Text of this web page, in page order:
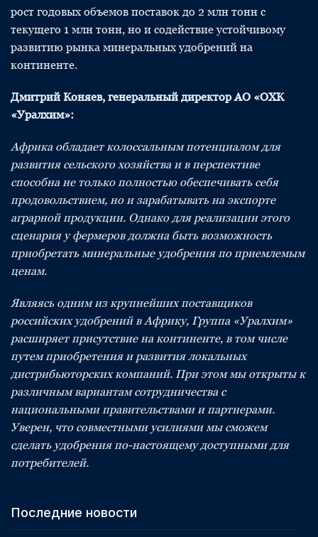
рост годовых объемов поставок до 2 млн тонн с
текущего 1 млн тонн, но и содействие устойчивому
развитию рынка минеральных удобрений на
континенте.
Дмитрий Коняев, генеральный директор АО «ОХК
«Уралхим»:
Африка обладает колоссальным потенциалом для
развития сельского хозяйства и в перспективе
способна не только полностью обеспечивать себя
продовольствием, но и зарабатывать на экспорте
аграрной продукции. Однако для реализации этого
сценария у фермеров должна быть возможность
приобретать минеральные удобрения по приемлемым
ценам.
Являясь одним из крупнейших поставщиков
российских удобрений в Африку, Группа «Уралхим»
расширяет присутствие на континенте, в том числе
путем приобретения и развития локальных
дистрибьюторских компаний. При этом мы открыты к
различным вариантам сотрудничества с
национальными правительствами и партнерами.
Уверен, что совместными усилиями мы сможем
сделать удобрения по-настоящему доступными для
потребителей.
Последние новости